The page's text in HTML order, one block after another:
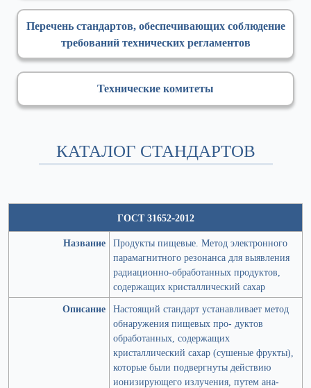
Перечень стандартов, обеспечивающих соблюдение
требований технических регламентов
Технические комитеты
КАТАЛОГ СТАНДАРТОВ
ГОСТ 31652-2012
Название Продукты пищевые. Метод электронного
парамагнитного резонанса для выявления
радиационно-обработанных продуктов,
содержащих кристаллический сахар
Описание Настоящий стандарт устанавливает метод
обнаружения пищевых про- дуктов
обработанных, содержащих
кристаллический сахар (сушеные фрукты),
которые были подвергнуты действию
ионизирующего излучения, путем ана-